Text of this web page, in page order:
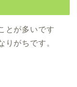
とが多いです
りがちです。